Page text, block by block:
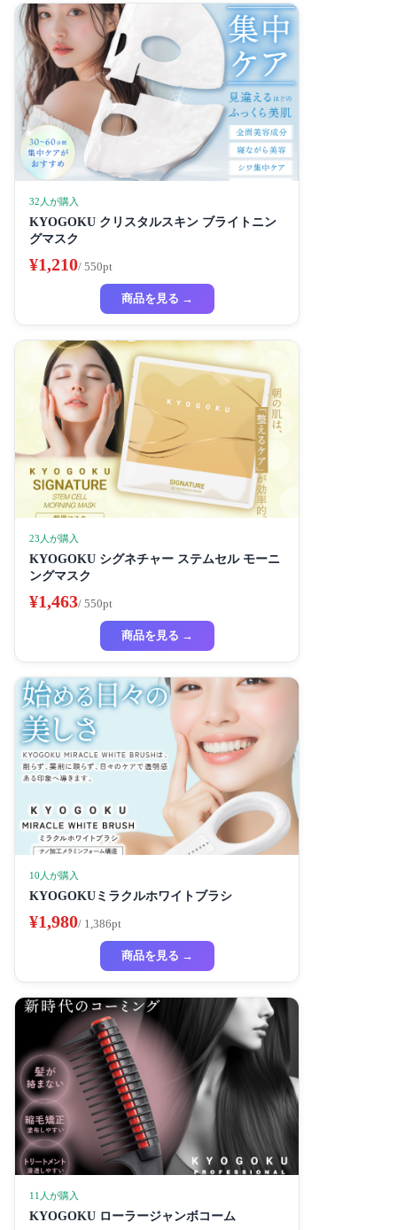
32人が購入
KYOGOKU クリスタルスキン ブライトニン
グマスク
¥1,210/ 550pt
商品を見る →
23人が購入
KYOGOKU シグネチャー ステムセル モーニ
ングマスク
¥1,463/ 550pt
商品を見る →
10人が購入
KYOGOKUミラクルホワイトブラシ
¥1,980/ 1,386pt
商品を見る →
11人が購入
KYOGOKU ローラージャンボコーム